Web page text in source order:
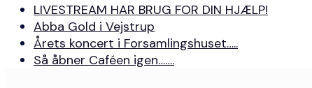
LIVESTREAM HAR BRUG FOR DIN HJÆLP!
Abba Gold i Vejstrup
Årets koncert i Forsamlingshuset…..
Så åbner Caféen igen…….